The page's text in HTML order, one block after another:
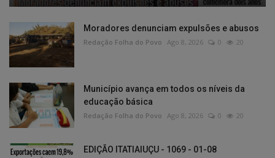
Moradores denunciam expulsões e abusos
Redação Folha do Povo Ago 8, 2026 0 20
Município avança em todos os níveis da
educação básica
Redação Folha do Povo Ago 8, 2026 0 20
EDIÇÃO ITATIAIUÇU - 1069 - 01-08